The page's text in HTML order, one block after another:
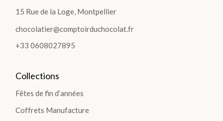
15 Rue de la Loge, Montpellier
chocolatier@comptoirduchocolat.fr
+33 0608027895
Collections
Fêtes de fin d’années
Coffrets Manufacture